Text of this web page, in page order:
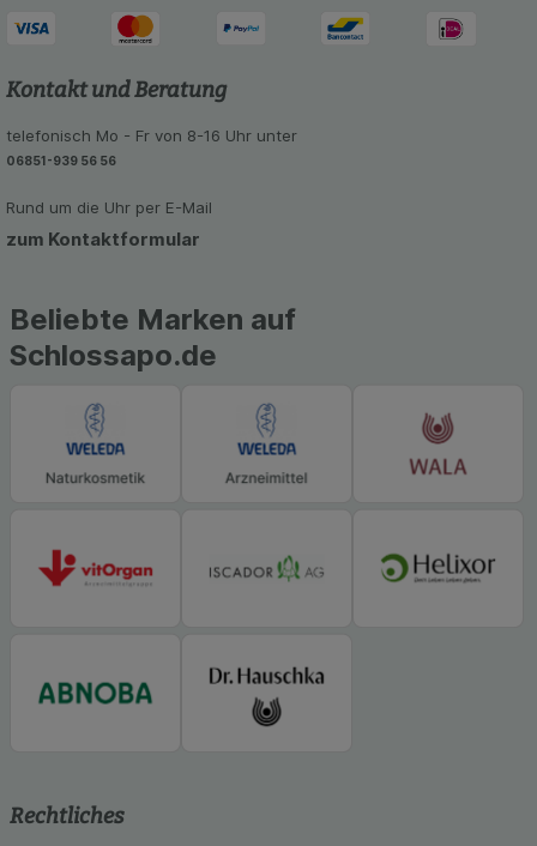
unsere Website weiter für Sie optimieren können,
den Inhalt auf unserer Website aber auch die
zu gestalten. Bitte beachten Sie, dass Daten
soziale Medien übertragen werden.
Kontakt und Beratung
telefonisch Mo - Fr von 8-16 Uhr unter
06851-939 56 56
Rund um die Uhr per E-Mail
zum Kontaktformular
Beliebte Marken auf
Schlossapo.de
Rechtliches